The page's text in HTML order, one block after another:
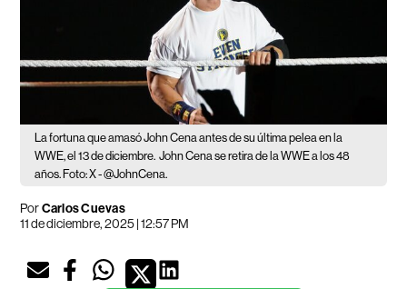
La fortuna que amasó John Cena antes de su última pelea en la
WWE, el 13 de diciembre. John Cena se retira de la WWE a los 48
años. Foto: X - @JohnCena.
PorCarlos Cuevas
11 de diciembre, 2025 | 12:57 PM